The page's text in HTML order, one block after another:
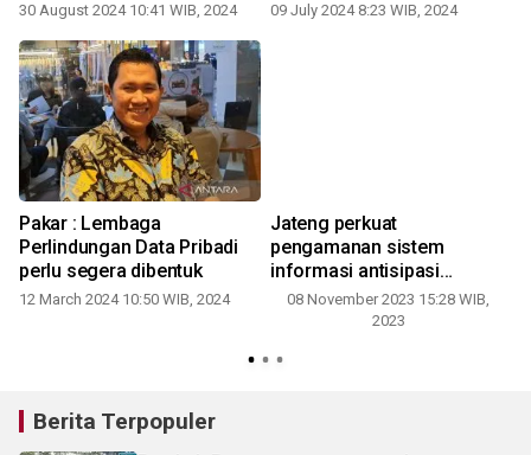
30 August 2024 10:41 WIB, 2024 09 July 2024 8:23 WIB, 2024
Pakar : Lembaga
Perlindungan Data Pribadi
perlu segera dibentuk
12 March 2024 10:50 WIB, 2024
Jateng perkuat
pengamanan sistem
informasi antisipasi
peretasan
08 November 2023 15:28 WIB,
2023
Berita Terpopuler